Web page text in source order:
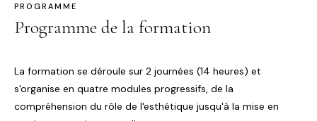
PROGRAMME
Programme de la formation
La formation se déroule sur 2 journées (14 heures) et
s'organise en quatre modules progressifs, de la
compréhension du rôle de l'esthétique jusqu'à la mise en